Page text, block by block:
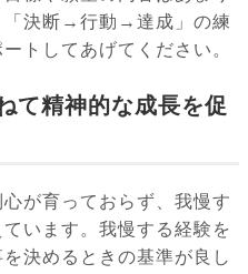
「決断→行動→達成」の練
トしてあげてください。
て精神的な成長を促
が育っておらず、我慢す
います。我慢する経験を
決めるときの基準が良し